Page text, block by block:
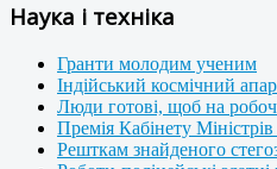
Наука і техніка
Гранти молодим ученим
Індійський космічний
Люди готові, щоб на
Премія Кабінету
Решткам знайденого